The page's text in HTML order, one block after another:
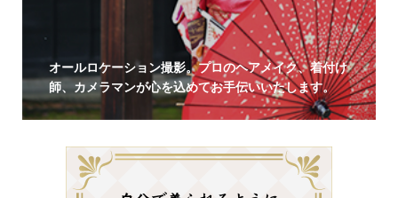
オールロケーション撮影。プロのヘアメイク、着付け
師、カメラマンが心を込めてお手伝いいたします。